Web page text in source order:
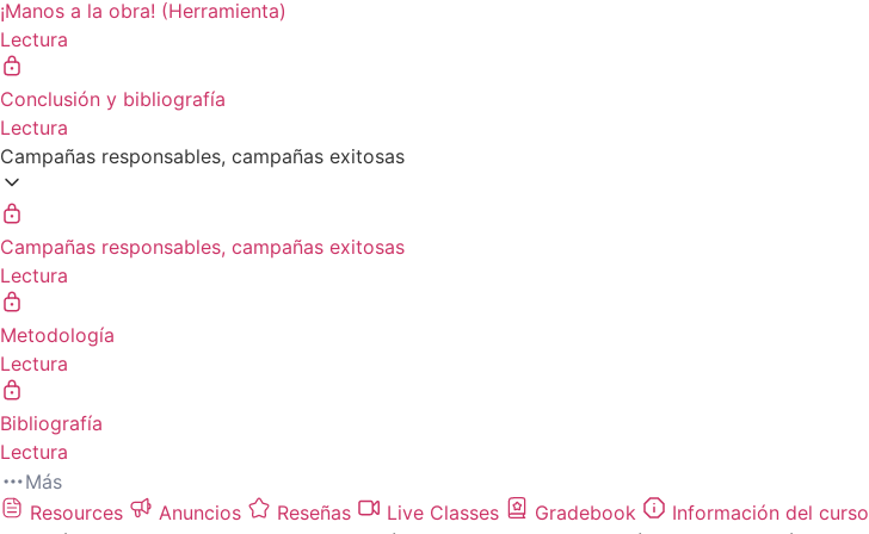
¡Manos a la obra! (Herramienta)
Lectura
Conclusión y bibliografía
Lectura
Campañas responsables, campañas exitosas
Campañas responsables, campañas exitosas
Lectura
Metodología
Lectura
Bibliografía
Lectura
Más
Resources
Anuncios Reseñas Live Classes Gradebook
Información del curso